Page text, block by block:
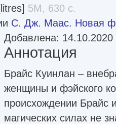
5M, 630 с.
С. Дж. Маас. Новая
Добавлена: 14.10.2020
Аннотация
Брайс Куинлан –
женщины и фэйского
происхождении Брайс
магических силах не